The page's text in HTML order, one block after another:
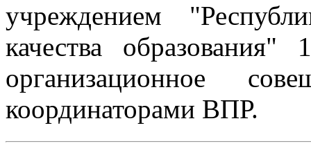
учреждением
качества
организационное
координаторами ВПР.